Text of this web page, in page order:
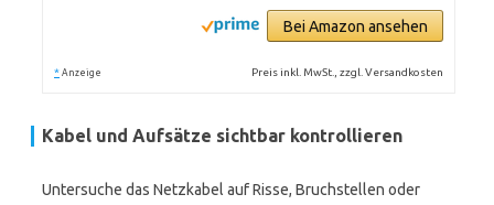
Bei Amazon ansehen
* Anzeige Preis inkl. MwSt., zzgl. Versandkosten
Kabel und Aufsätze sichtbar kontrollieren
Untersuche das Netzkabel auf Risse, Bruchstellen oder